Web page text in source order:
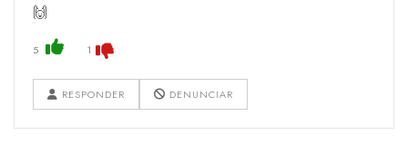
🙌
5 1
RESPONDER DENUNCIAR